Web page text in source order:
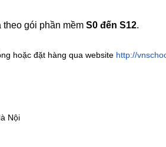
theo gói phần mềm S0 đến S12.
hoặc đặt hàng qua website http://
Nội